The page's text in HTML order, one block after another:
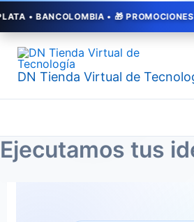
TODOS
contenido
DN Tienda Virtual de
Ejecutamos tus